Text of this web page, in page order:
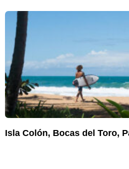
Isla Colón, Bocas del Toro,